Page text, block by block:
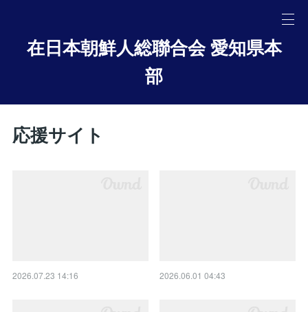
在日本朝鮮人総聯合会 愛知県本
部
応援サイト
2026.07.23 14:16 2026.06.01 04:43